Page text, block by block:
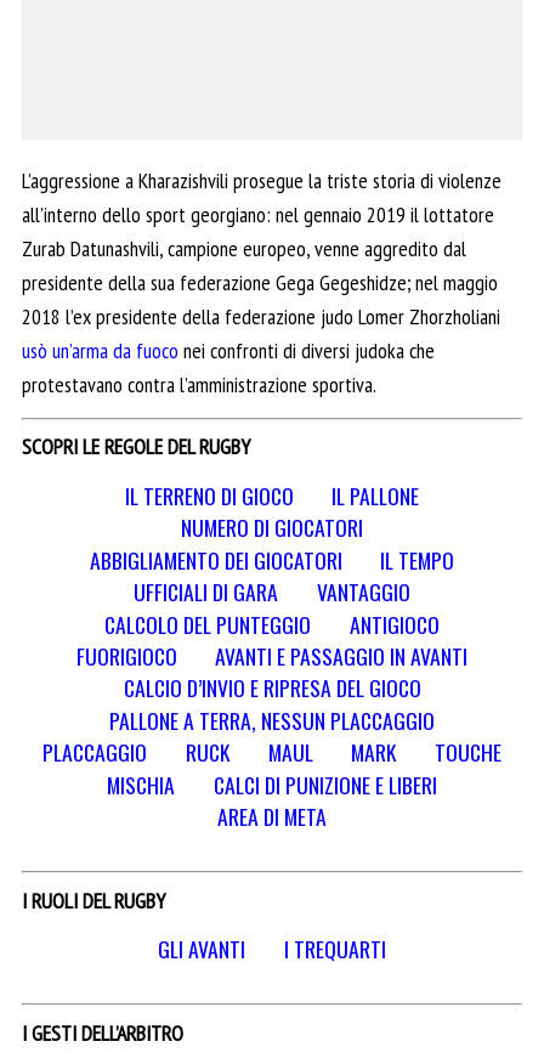
L’aggressione a Kharazishvili prosegue la triste storia di violenze
all’interno dello sport georgiano: nel gennaio 2019 il lottatore
Zurab Datunashvili, campione europeo, venne aggredito dal
presidente della sua federazione Gega Gegeshidze; nel maggio
2018 l’ex presidente della federazione judo Lomer Zhorzholiani
usò un’arma da fuoco nei confronti di diversi judoka che
protestavano contra l’amministrazione sportiva.
SCOPRI LE REGOLE DEL RUGBY
IL TERRENO DI GIOCO
IL PALLONE
NUMERO DI GIOCATORI
ABBIGLIAMENTO DEI GIOCATORI
IL TEMPO
UFFICIALI DI GARA
VANTAGGIO
CALCOLO DEL PUNTEGGIO
ANTIGIOCO
FUORIGIOCO
AVANTI E PASSAGGIO IN AVANTI
CALCIO D’INVIO E RIPRESA DEL GIOCO
PALLONE A TERRA, NESSUN PLACCAGGIO
PLACCAGGIO
RUCK MAUL MARK
TOUCHE
MISCHIA
CALCI DI PUNIZIONE E LIBERI
AREA DI META
I RUOLI DEL RUGBY
GLI AVANTI I TREQUARTI
I GESTI DELL’ARBITRO